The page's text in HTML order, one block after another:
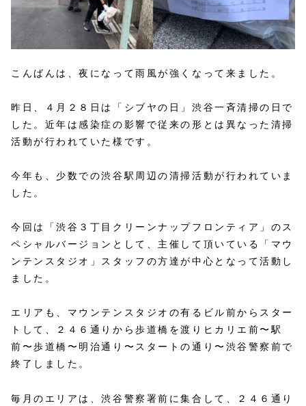
こんばんは、夜になって雨風が強くなって来ました。
昨日、４月２８日は「シブヤの日」渋谷一斉清掃の日で
した。近年は感染症の影響で従来の形とは異なった清掃
活動が行われていた様です。
今年も、少数での渋谷駅周辺の清掃活動が行われていま
した。
今回は「渋谷３丁目クリーンナップフロンティア」のス
ペシャルバージョンとして、主催して頂いている「マウ
ンテンスタジオ」スタッフの方達が中心となって活動し
ました。
エリアも、マウンテンスタジオの有るビル前からスター
トして、２４６通りから歩道橋を渡りヒカリエ前〜駅
前〜歩道橋〜明治通り〜スタートの通り〜渋谷警察前で
終了しました。
毎月のエリアは、渋谷警察署前に集合して、２４６通り